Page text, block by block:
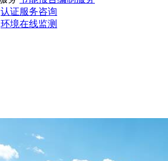
认证服务咨询
环境在线监测